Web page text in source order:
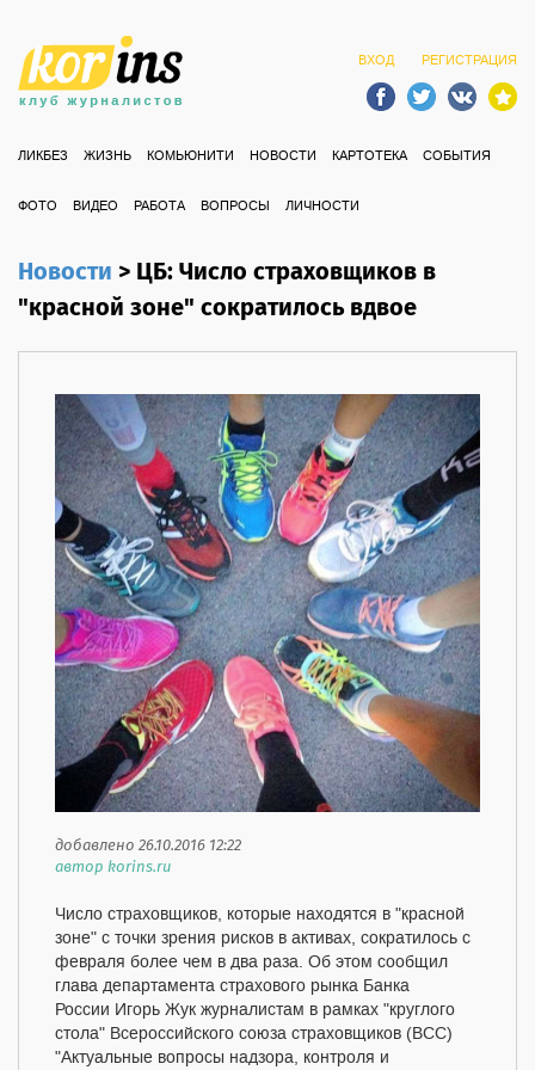
ВХОД РЕГИСТРАЦИЯ
ЛИКБЕЗ ЖИЗНЬ КОМЬЮНИТИ НОВОСТИ КАРТОТЕКА СОБЫТИЯ
ФОТО ВИДЕО РАБОТА ВОПРОСЫ ЛИЧНОСТИ
Новости>ЦБ: Число страховщиков в
"красной зоне" сократилось вдвое
добавлено 26.10.2016 12:22
автор korins.ru
Число страховщиков, которые находятся в "красной
зоне" с точки зрения рисков в активах, сократилось с
февраля более чем в два раза. Об этом сообщил
глава департамента страхового рынка Банка
России Игорь Жук журналистам в рамках "круглого
стола" Всероссийского союза страховщиков (ВСС)
"Актуальные вопросы надзора, контроля и